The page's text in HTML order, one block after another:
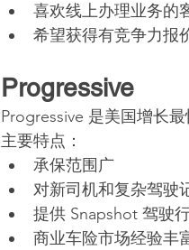
喜欢线上办理业务的
希望获得有竞争力报
Progressive
Progressive 是美国增长
主要特点：
承保范围广
对新司机和复杂驾驶
提供 Snapshot 驾驶
商业车险市场经验丰